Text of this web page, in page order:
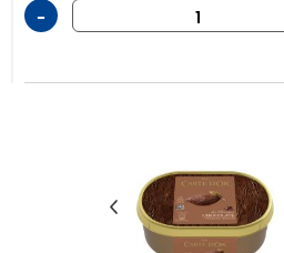
-